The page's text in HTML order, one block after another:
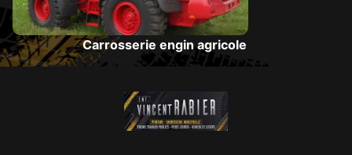
Carrosserie engin agricole